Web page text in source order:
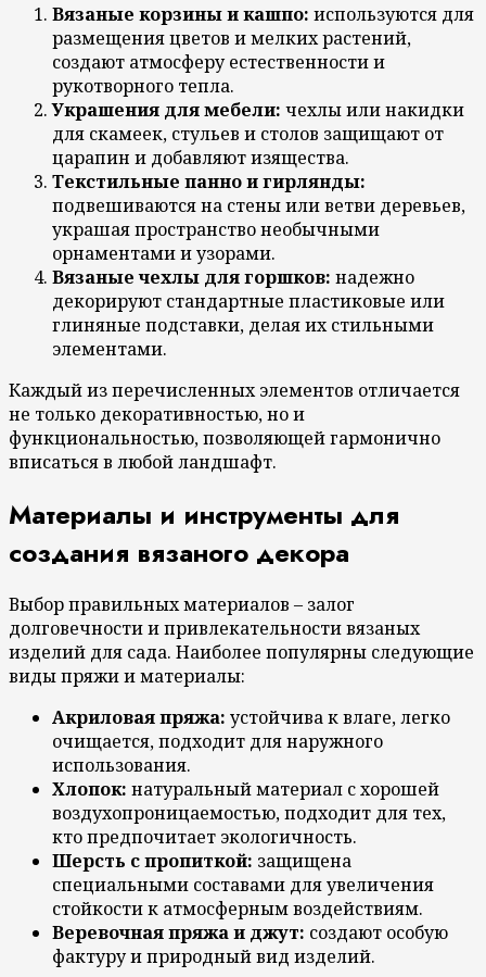
Вязаные корзины и кашпо: используются для
размещения цветов и мелких растений,
создают атмосферу естественности и
рукотворного тепла.
Украшения для мебели: чехлы или накидки
для скамеек, стульев и столов защищают от
царапин и добавляют изящества.
Текстильные панно и гирлянды:
подвешиваются на стены или ветви деревьев,
украшая пространство необычными
орнаментами и узорами.
Вязаные чехлы для горшков: надежно
декорируют стандартные пластиковые или
глиняные подставки, делая их стильными
элементами.
Каждый из перечисленных элементов отличается
не только декоративностью, но и
функциональностью, позволяющей гармонично
вписаться в любой ландшафт.
Материалы и инструменты для
создания вязаного декора
Выбор правильных материалов – залог
долговечности и привлекательности вязаных
изделий для сада. Наиболее популярны следующие
виды пряжи и материалы:
Акриловая пряжа: устойчива к влаге, легко
очищается, подходит для наружного
использования.
Хлопок: натуральный материал с хорошей
воздухопроницаемостью, подходит для тех,
кто предпочитает экологичность.
Шерсть с пропиткой: защищена
специальными составами для увеличения
стойкости к атмосферным воздействиям.
Веревочная пряжа и джут: создают особую
фактуру и природный вид изделий.